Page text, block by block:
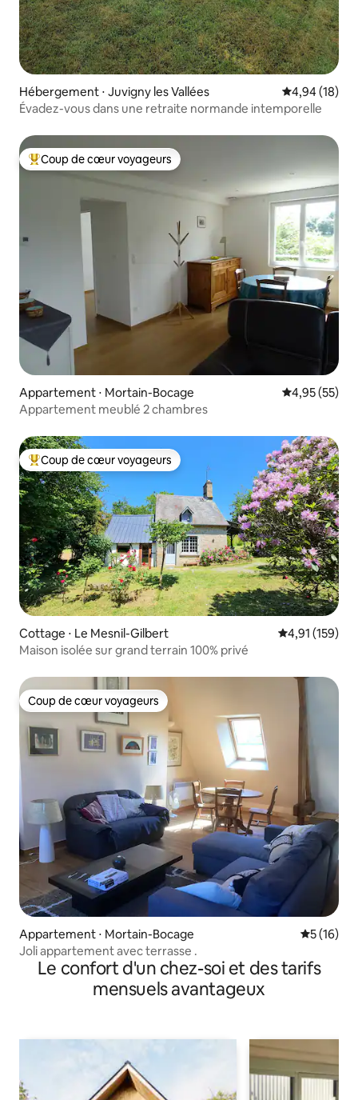
Hébergement ⋅ Juvigny les Vallées Évaluation
4,94 (18)
Évadez-vous dans une retraite normande intemporelle
Coups de cœur voyageurs les plus appréciés
Coup de cœur voyageurs
Appartement ⋅ Mortain-Bocage Évaluation
4,95 (55)
Appartement meublé 2 chambres
Coups de cœur voyageurs les plus appréciés
Coup de cœur voyageurs
Cottage ⋅ Le Mesnil-Gilbert Évaluation
4,91 (159)
Maison isolée sur grand terrain 100% privé
Coup de cœur voyageurs
Coup de cœur voyageurs
Appartement ⋅ Mortain-Bocage
5 (16)
Joli appartement avec terrasse .
Le confort d'un chez-soi et des tarifs
mensuels avantageux